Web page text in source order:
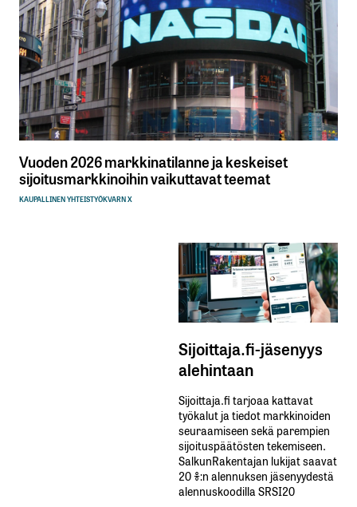
Vuoden 2026 markkinatilanne ja keskeiset
sijoitusmarkkinoihin vaikuttavat teemat
KAUPALLINEN YHTEISTYÖKVARN X
Sijoittaja.fi-jäsenyys
alehintaan
Sijoittaja.fi tarjoaa kattavat
työkalut ja tiedot markkinoiden
seuraamiseen sekä parempien
sijoituspäätösten tekemiseen.
SalkunRakentajan lukijat saavat
20 %:n alennuksen jäsenyydestä
alennuskoodilla SRSI20